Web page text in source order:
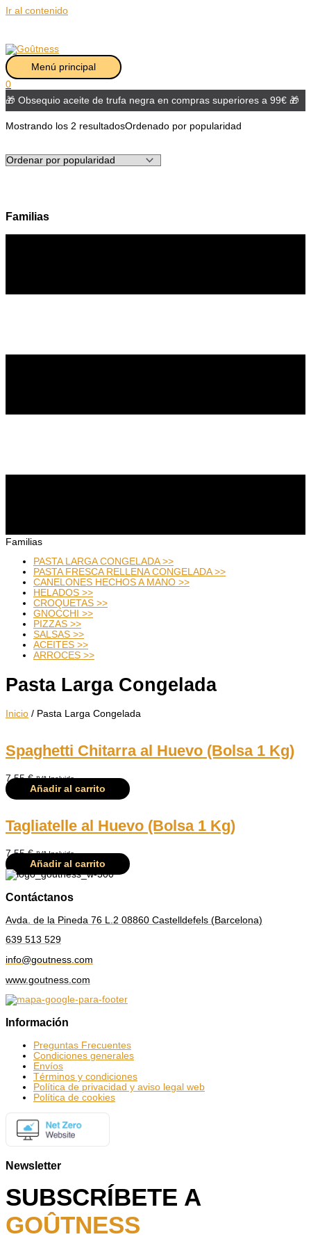
Ir al contenido
Menú principal
0
🎁 Obsequio aceite de trufa negra en compras superiores a 99€ 🎁
Mostrando los 2 resultadosOrdenado por popularidad
Familias
Familias
PASTA LARGA CONGELADA >>
PASTA FRESCA RELLENA CONGELADA >>
CANELONES HECHOS A MANO >>
HELADOS >>
CROQUETAS >>
GNOCCHI >>
PIZZAS >>
SALSAS >>
ACEITES >>
ARROCES >>
Pasta Larga Congelada
Inicio / Pasta Larga Congelada
Spaghetti Chitarra al Huevo (Bolsa 1 Kg)
7,55€ IVA Incluido
Añadir al carrito
Tagliatelle al Huevo (Bolsa 1 Kg)
7,55€ IVA Incluido
Añadir al carrito
Contáctanos
Avda. de la Pineda 76 L.2 08860 Castelldefels (Barcelona)
639 513 529
info@goutness.com
www.goutness.com
Información
Preguntas Frecuentes
Condiciones generales
Envíos
Términos y condiciones
Política de privacidad y aviso legal web
Política de cookies
Newsletter
SUBSCRÍBETE A
GOÛTNESS